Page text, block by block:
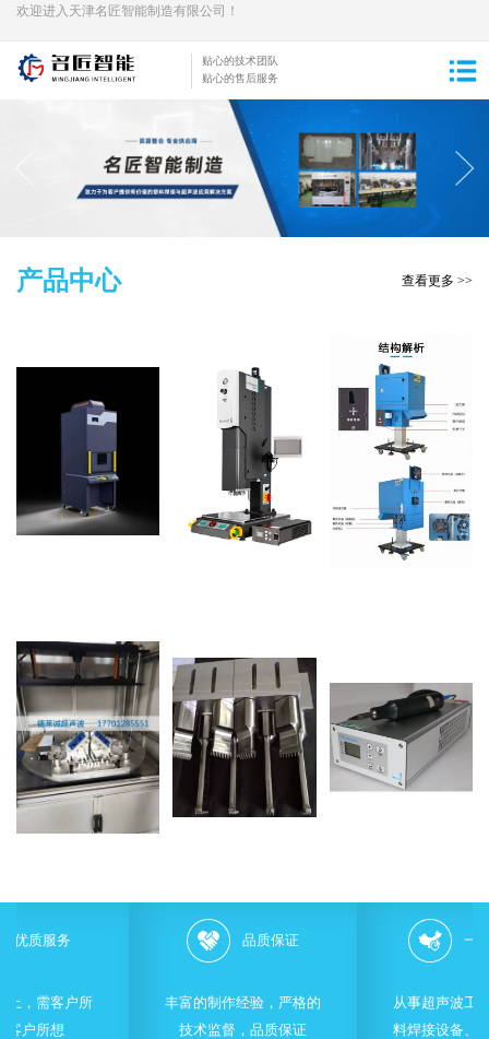
欢迎进入天津名匠智能制造有限公司！
贴心的技术团队
贴心的售后服务
产品中心 查看更多 >>
丰富的制作经验，严格的
技术监督，品质保证
一条龙经营
从事超声波工业设备、塑
料焊接设备、金属焊接设